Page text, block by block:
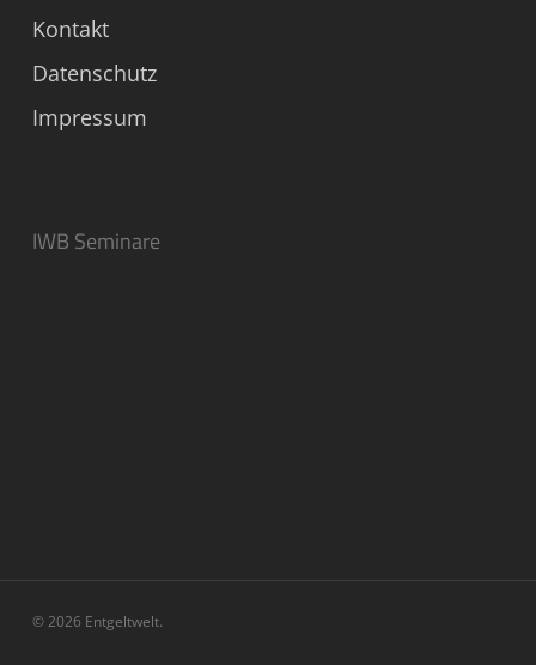
Kontakt
Datenschutz
Impressum
IWB Seminare
© 2026 Entgeltwelt.